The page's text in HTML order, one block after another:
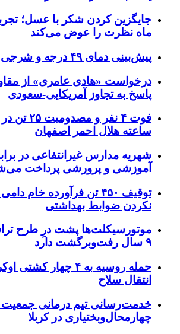
جایگزین کردن شکر با عسل؛
ماه نظرت را عوض می‌کند
پیش‌بینی دمای ۴۹ درجه و شرجی در خوزستان
درخواست «هادی عامری» از
پاسخ به تجاوز آمریکایی-سعودی
ساعته هلال احمر اصفهان
شهریه مدارس غیرانتفاعی در
آموزشی و پرورشی پرداخت
توقیف ۴۵۰ تن فرآورده خام
نکردن ضوابط بهداشتی
موتورسیکلت‌ها پشت درِ طرح
۹ سال رفت‌وبرگشت دارد
حمله روسیه به ۴ چهار
انتقال سلاح
خدمت‌رسانی تیم درمانی جمعیت
چهارمحال‌وبختیاری در کربلا